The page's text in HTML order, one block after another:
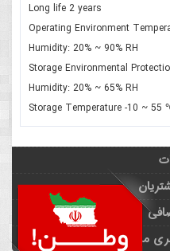
Long life 2 years
Operating Environment
Humidity: 20% ~ 90% RH
Storage Environmental
Humidity: 20% ~ 65% RH
Storage Temperature -10 ~ 55
من